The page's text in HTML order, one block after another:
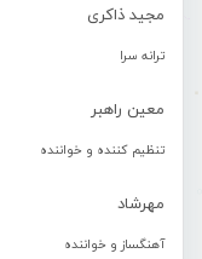
مجید ذاکری
ترانه سرا
معین راهبر
تنظیم کننده و خواننده
مهرشاد
آهنگساز و خواننده